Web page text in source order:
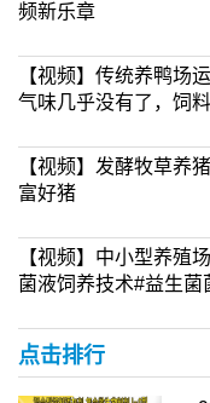
频新乐章
【视频】传统养鸭场
气味几乎没有了，饲
【视频】发酵牧草养
富好猪
【视频】中小型养殖
菌液饲养技术#益生
点击排行